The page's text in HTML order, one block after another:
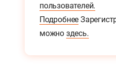
пользователей.
Подробнее
можно здесь.